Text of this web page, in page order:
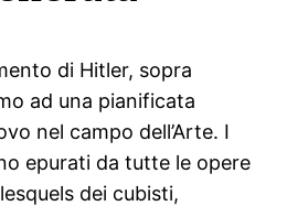
di Hitler, sopra
ad una pianificata
nel campo dell’Arte. I
epurati da tutte le opere
dei cubisti,